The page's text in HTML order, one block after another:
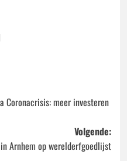
Coronacrisis: meer investeren
Volgende:
Arnhem op werelderfgoedlijst